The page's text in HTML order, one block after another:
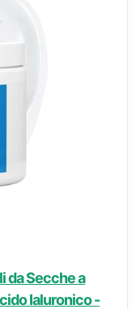
da Secche a
Ialuronico -